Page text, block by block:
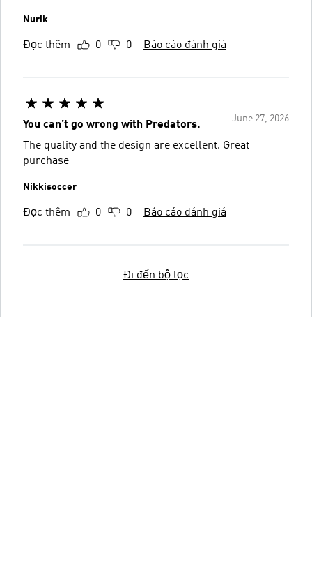
Nurik
Đọc thêm 0 0 Báo cáo đánh giá
June 27, 2026
You can’t go wrong with Predators.
The quality and the design are excellent. Great
purchase
Nikkisoccer
Đọc thêm 0 0 Báo cáo đánh giá
Đi đến bộ lọc